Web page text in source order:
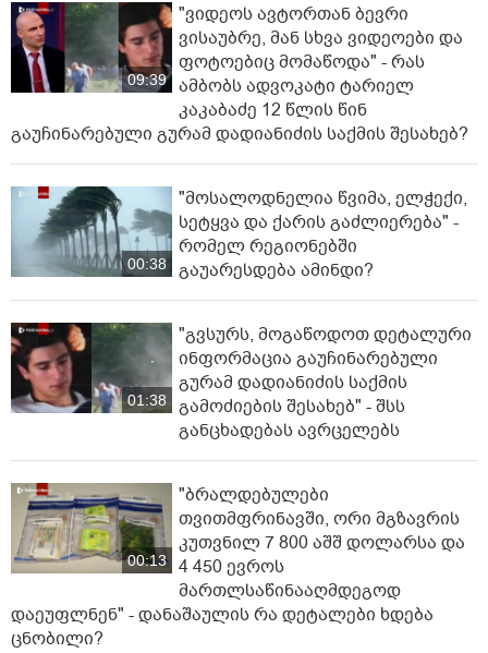
09:39
"ვიდეოს ავტორთან ბევრი
ვისაუბრე, მან სხვა ვიდეოები და
ფოტოებიც მომაწოდა" - რას
ამბობს ადვოკატი ტარიელ
კაკაბაძე 12 წლის წინ
გაუჩინარებული გურამ დადიანიძის საქმის შესახებ?
00:38
"მოსალოდნელია წვიმა, ელ­ჭე­ქი,
სე­ტყვა და ქა­რის გაძ­ლი­ე­რე­ბა" -
რომელ რეგიონებში
გაუარესდება ამინდი?
01:38
"გვსურს, მოგაწოდოთ დეტალური
ინფორმაცია გაუჩინარებული
გურამ დადიანიძის საქმის
გამოძიების შესახებ" - შსს
განცხადებას ავრცელებს
00:13
"ბრალდებულები
თვითმფრინავში, ორი მგზავრის
კუთვნილ 7 800 აშშ დოლარსა და
4 450 ევროს
მართლსაწინააღმდეგოდ
დაეუფლნენ" - დანაშაულის რა დეტალები ხდება
ცნობილი?